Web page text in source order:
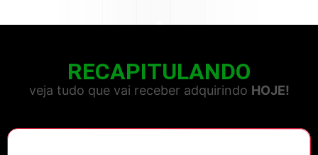
RECAPITULANDO
veja tudo que vai receber adquirindo HOJE!